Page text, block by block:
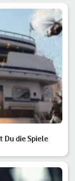
Du die Spiele